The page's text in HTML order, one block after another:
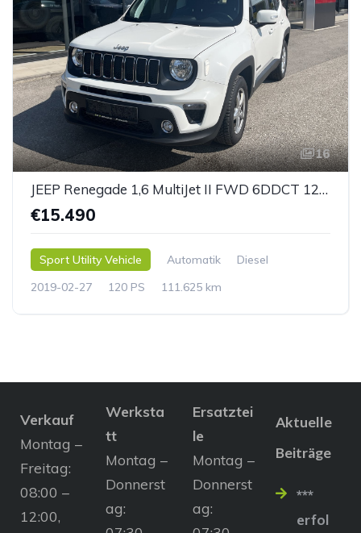
16
JEEP Renegade 1,6 MultiJet II FWD 6DDCT 120 Longitude
€15.490
Sport Utility Vehicle Automatik
Diesel
2019-02-27
120 PS 111.625 km
Verkauf
Montag –
Freitag:
08:00 –
12:00,
Werksta
tt
Montag –
Donnerst
ag:
Ersatztei
le
Montag –
Donnerst
ag:
Aktuelle
Beiträge
***
erfol